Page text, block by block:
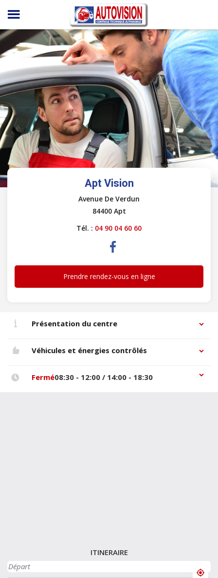
Panneau de gestion des cookies
Apt Vision
Avenue De Verdun
84400 Apt
Tél. : 04 90 04 60 60
Prendre rendez-vous en ligne
Présentation du centre
Véhicules et énergies contrôlés
Fermé08:30 - 12:00 / 14:00 - 18:30
ITINERAIRE